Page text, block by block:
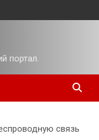
портал.
связь